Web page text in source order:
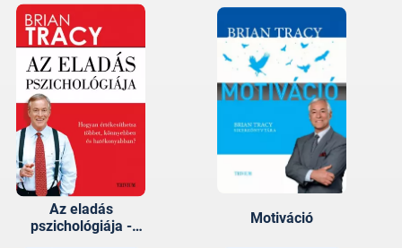
Az eladás
pszichológiája -
Motiváció